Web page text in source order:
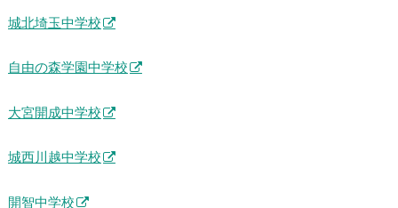
城北埼玉中学校
自由の森学園中学校
大宮開成中学校
城西川越中学校
開智中学校